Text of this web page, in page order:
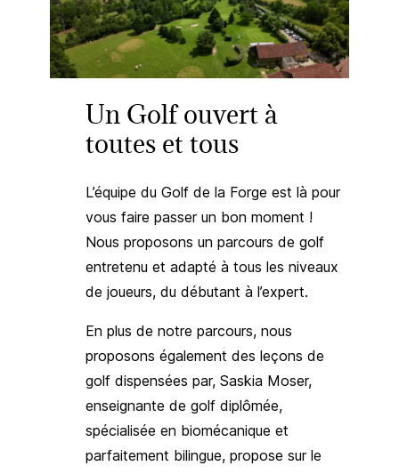
Un Golf ouvert à
toutes et tous
L’équipe du Golf de la Forge est là pour
vous faire passer un bon moment !
Nous proposons un parcours de golf
entretenu et adapté à tous les niveaux
de joueurs, du débutant à l’expert.
En plus de notre parcours, nous
proposons également des leçons de
golf dispensées par, Saskia Moser,
enseignante de golf diplômée,
spécialisée en biomécanique et
parfaitement bilingue, propose sur le